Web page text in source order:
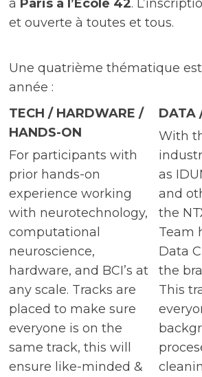
à Paris à l’École 42.
et ouverte à toutes et tous.
Une quatrième thématique
année :
TECH / HARDWARE /
HANDS-ON
For participants with
prior hands-on
experience working
with neurotechnology,
computational
neuroscience,
hardware, and BCI’s at
any scale. Tracks are
placed to make sure
everyone is on the
same track, this will
ensure like-minded &
DATA
With
as
and
the
Team
Data
the
This